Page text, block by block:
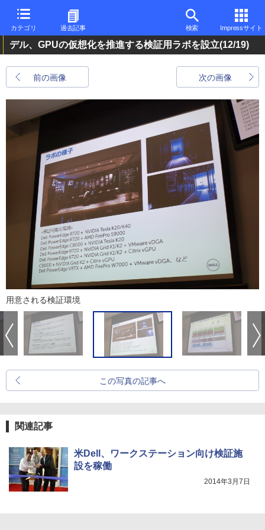
カテゴリ 過去記事 検索 Impressサイト
デル、GPUの仮想化を推進する検証用ラボを設立(12/19)
前の画像 次の画像
用意される検証環境
この写真の記事へ
関連記事
米Dell、ワークステーション向け検証施
設を稼働
2014年3月7日